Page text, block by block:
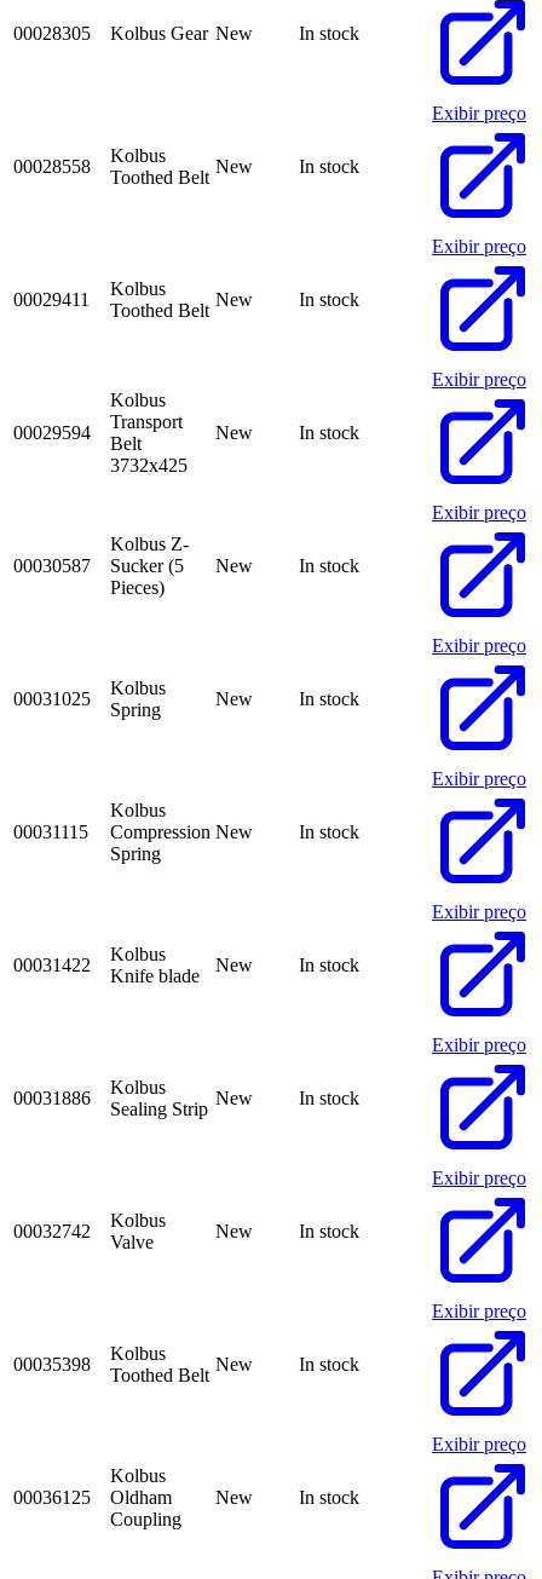
00028305 Kolbus Gear New In stock
00028558
Kolbus
Toothed Belt
New In stock
Exibir preço
00029411
Kolbus
Toothed Belt
New In stock
Exibir preço
00029594
Kolbus
Transport
Belt
3732x425
New In stock
Exibir preço
00030587
Kolbus Z-
Sucker (5
Pieces)
New In stock
Exibir preço
00031025
Kolbus
Spring
New In stock
Exibir preço
00031115
Kolbus
Compression
Spring
New In stock
Exibir preço
00031422
Kolbus
Knife blade
New In stock
Exibir preço
00031886
Kolbus
Sealing Strip
New In stock
Exibir preço
00032742
Kolbus
Valve
New In stock
Exibir preço
00035398
Kolbus
Toothed Belt
New In stock
Exibir preço
00036125
Kolbus
Oldham
Coupling
New In stock
Exibir preço